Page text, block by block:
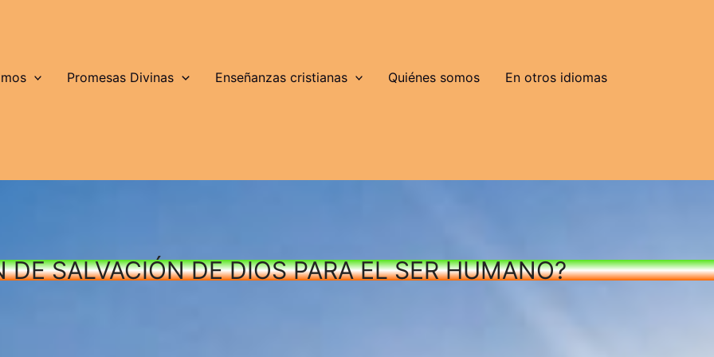
Promesas Divinas Enseñanzas cristianas Quiénes somos En otros idiomas
DE SALVACIÓN DE DIOS PARA EL SER HUMANO?